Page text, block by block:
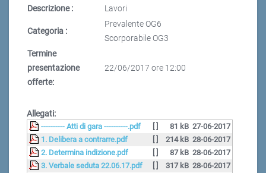
Descrizione :
Lavori
Categoria :
Prevalente OG6
Scorporabile OG3
Termine
presentazione
offerte:
22/06/2017 ore 12:00
Allegati:
---------- Atti di gara ----------.pdf 81 kB 27-06-2017
1. Delibera a contrarre.pdf
214 kB 28-06-2017
2. Determina indizione.pdf
87 kB 28-06-2017
3. Verbale seduta 22.06.17.pdf
317 kB 28-06-2017